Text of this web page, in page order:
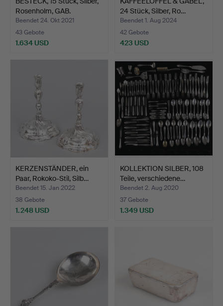
Rosenholm, GAB.
Beendet 24. Okt 2021
43 Gebote
1.634 USD
24 Stück, Silber, Ro…
Beendet 1. Aug 2024
42 Gebote
423 USD
KERZENSTÄNDER, ein
Paar, Rokoko-Stil, Silb…
Beendet 15. Jan 2022
38 Gebote
1.248 USD
KOLLEKTION SILBER, 108
Teile, verschiedene…
Beendet 2. Aug 2020
37 Gebote
1.349 USD